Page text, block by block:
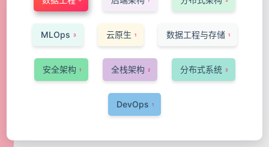
MLOps 3 云原生 1 数据工程与存储 1
安全架构 1 全栈架构 2 分布式系统 3
DevOps 1